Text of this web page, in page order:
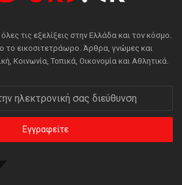
τις εξελίξεις στην Ελλάδα και τον κόσμο.
το εικοσιτετράωρο. Άρθρα, γνώμες και
Κοινωνία, Τοπικά, Οικονομία και Αθλητικά.